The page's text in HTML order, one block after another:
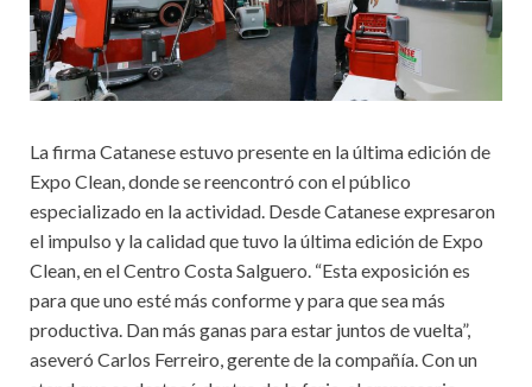
La firma Catanese estuvo presente en la última edición de
Expo Clean, donde se reencontró con el público
especializado en la actividad. Desde Catanese expresaron
el impulso y la calidad que tuvo la última edición de Expo
Clean, en el Centro Costa Salguero. “Esta exposición es
para que uno esté más conforme y para que sea más
productiva. Dan más ganas para estar juntos de vuelta”,
aseveró Carlos Ferreiro, gerente de la compañía. Con un